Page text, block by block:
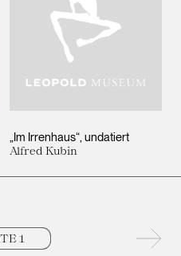
Sammlung hinzufügen
„Im Irrenhaus“ undatiert
Alfred Kubin